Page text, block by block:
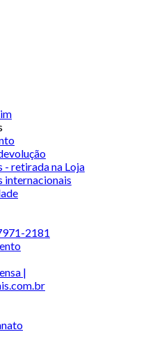
- retirada na Loja
internacionais
2181
|